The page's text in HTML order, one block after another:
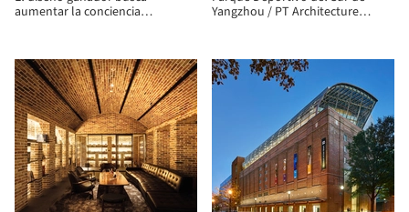
aumentar la conciencia
Electricidad
Yangzhou / PT Architecture